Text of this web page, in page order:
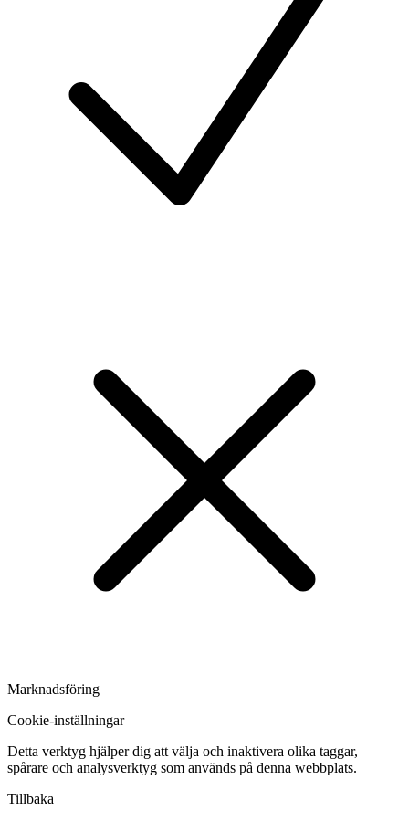
Marknadsföring
Cookie-inställningar
Detta verktyg hjälper dig att välja och inaktivera olika taggar,
spårare och analysverktyg som används på denna webbplats.
Tillbaka